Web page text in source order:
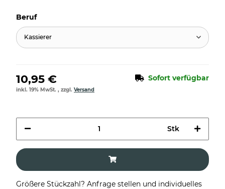
Beruf
Kassierer
10,95 € Sofort verfügbar
inkl. 19% MwSt. , zzgl. Versand
Stk
Größere Stückzahl? Anfrage stellen und individuelles